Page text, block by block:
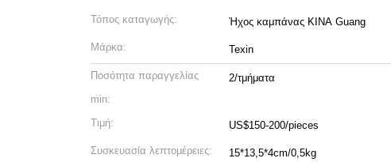
Τόπος καταγωγής: Ήχος καμπάνας ΚΙΝΑ Guang
Μάρκα: Texin
Ποσότητα παραγγελίας
min:
2/τμήματα
Τιμή: US$150-200/pieces
Συσκευασία λεπτομέρειες: 15*13,5*4cm/0,5kg